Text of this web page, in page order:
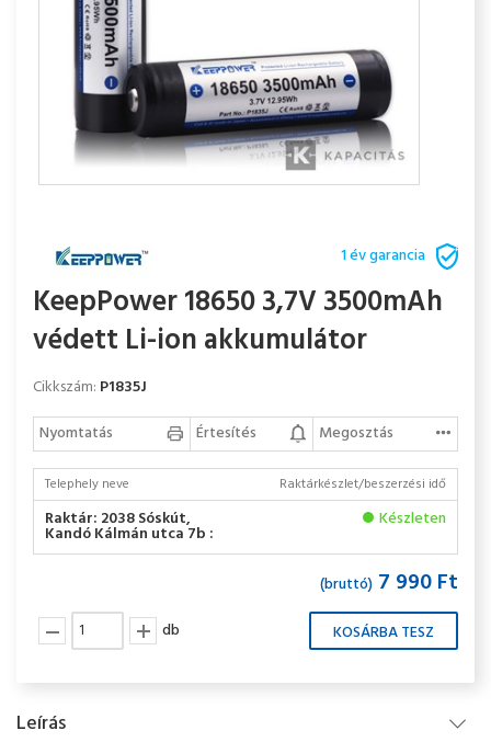
1 év garancia
KeepPower 18650 3,7V 3500mAh
védett Li-ion akkumulátor
Cikkszám: P1835J
Nyomtatás
Értesítés Megosztás
Telephely neve Raktárkészlet/beszerzési idő
Raktár: 2038 Sóskút,
Kandó Kálmán utca 7b :
Készleten
(bruttó) 7 990 Ft
db
Leírás